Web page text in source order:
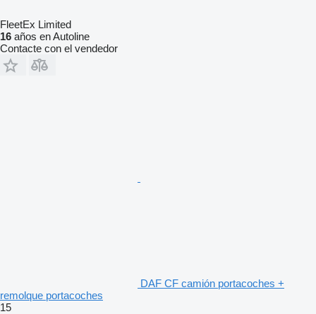
FleetEx Limited
16 años en Autoline
Contacte con el vendedor
DAF CF camión portacoches +
remolque portacoches
15